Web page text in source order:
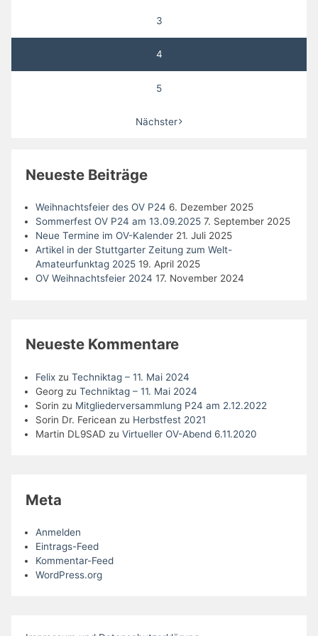
3
4
5
Nächster
Neueste Beiträge
Weihnachtsfeier des OV P24 6. Dezember 2025
Sommerfest OV P24 am 13.09.2025 7. September 2025
Neue Termine im OV-Kalender 21. Juli 2025
Artikel in der Stuttgarter Zeitung zum Welt-
Amateurfunktag 2025 19. April 2025
OV Weihnachtsfeier 2024 17. November 2024
Neueste Kommentare
Felixzu Techniktag – 11. Mai 2024
Georgzu Techniktag – 11. Mai 2024
Sorin zu Mitgliederversammlung P24 am 2.12.2022
Sorin Dr. Fericean zu Herbstfest 2021
Martin DL9SAD zu Virtueller OV-Abend 6.11.2020
Meta
Anmelden
Eintrags-Feed
Kommentar-Feed
WordPress.org